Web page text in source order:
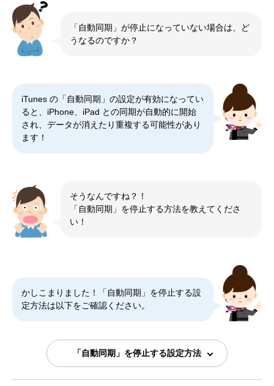
「自動同期」が停止になっていない場合は、ど
うなるのですか？
iTunes の「自動同期」の設定が有効になってい
ると、iPhone、iPad との同期が自動的に開始
され、データが消えたり重複する可能性があり
ます！
そうなんですね？！
「自動同期」を停止する方法を教えてくださ
い！
かしこまりました！「自動同期」を停止する設
定方法は以下をご確認ください。
「自動同期」を停止する設定方法